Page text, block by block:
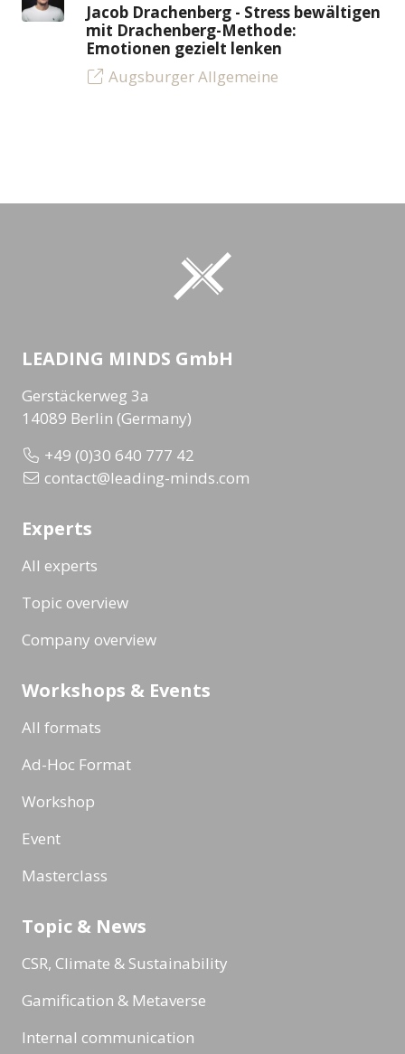
Jacob Drachenberg - Stress bewältigen
mit Drachenberg-Methode:
Emotionen gezielt lenken
Augsburger Allgemeine
LEADING MINDS GmbH
Gerstäckerweg 3a
14089 Berlin (Germany)
+49 (0)30 640 777 42
contact@leading-minds.com
Experts
All experts
Topic overview
Company overview
Workshops & Events
All formats
Ad-Hoc Format
Workshop
Event
Masterclass
Topic & News
CSR, Climate & Sustainability
Gamification & Metaverse
Internal communication